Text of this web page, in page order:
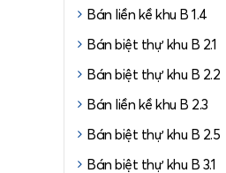
Bán liền kề khu B 1.4
Bán biệt thự khu B 2.1
Bán biệt thự khu B 2.2
Bán liền kề khu B 2.3
Bán biệt thự khu B 2.5
Bán biệt thự khu B 3.1